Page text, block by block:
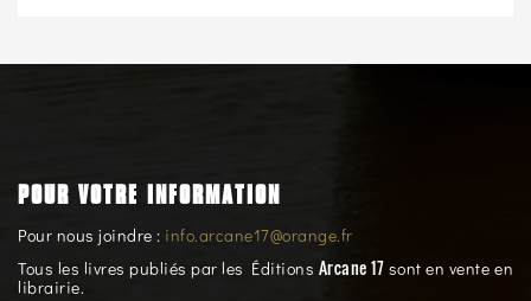
POUR VOTRE INFORMATION
Pour nous joindre : info.arcane17@orange.fr
Tous les livres publiés par les Éditions Arcane 17 sont en vente en
librairie.